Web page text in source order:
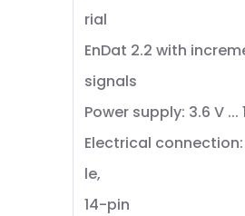
rial
EnDat 2.2 with
signals
Power supply: 3.6 V ...
Electrical
le,
14-pin